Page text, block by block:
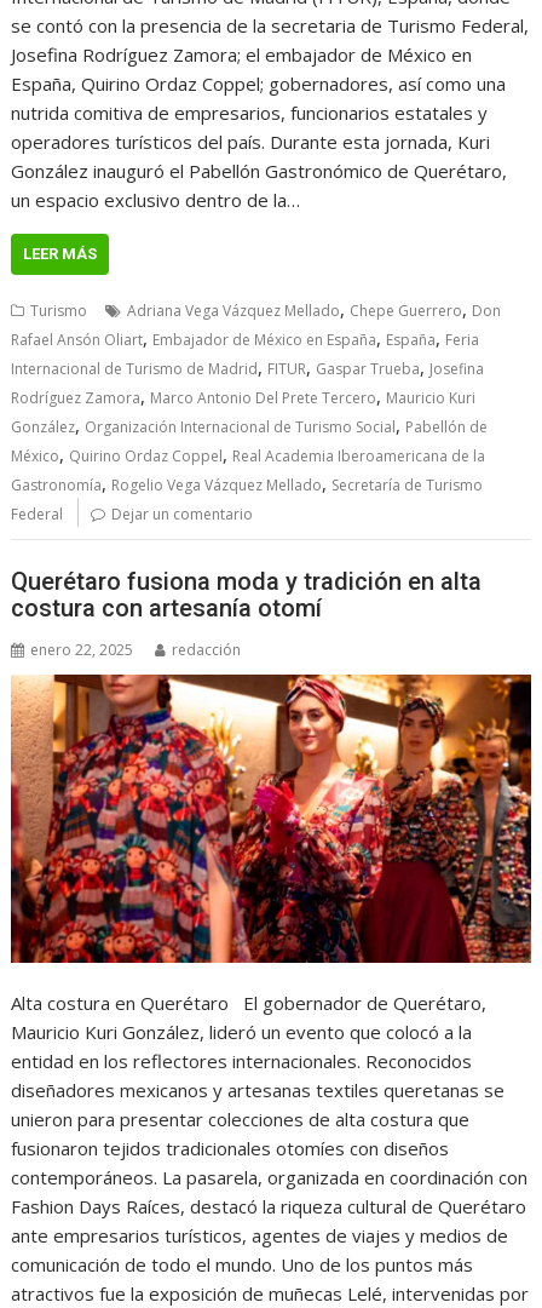
se contó con la presencia de la secretaria de Turismo Federal,
Josefina Rodríguez Zamora; el embajador de México en
España, Quirino Ordaz Coppel; gobernadores, así como una
nutrida comitiva de empresarios, funcionarios estatales y
operadores turísticos del país. Durante esta jornada, Kuri
González inauguró el Pabellón Gastronómico de Querétaro,
un espacio exclusivo dentro de la…
LEER MÁS
Turismo Adriana Vega Vázquez Mellado, Chepe Guerrero, Don
Rafael Ansón Oliart, Embajador de México en España, España, Feria
Internacional de Turismo de Madrid, FITUR, Gaspar Trueba, Josefina
Rodríguez Zamora, Marco Antonio Del Prete Tercero, Mauricio Kuri
González, Organización Internacional de Turismo Social, Pabellón de
México, Quirino Ordaz Coppel, Real Academia Iberoamericana de la
Gastronomía, Rogelio Vega Vázquez Mellado, Secretaría de Turismo
Federal
Dejar un comentario
Querétaro fusiona moda y tradición en alta
costura con artesanía otomí
enero 22, 2025 redacción
Alta costura en Querétaro El gobernador de Querétaro,
Mauricio Kuri González, lideró un evento que colocó a la
entidad en los reflectores internacionales. Reconocidos
diseñadores mexicanos y artesanas textiles queretanas se
unieron para presentar colecciones de alta costura que
fusionaron tejidos tradicionales otomíes con diseños
contemporáneos. La pasarela, organizada en coordinación con
Fashion Days Raíces, destacó la riqueza cultural de Querétaro
ante empresarios turísticos, agentes de viajes y medios de
comunicación de todo el mundo. Uno de los puntos más
atractivos fue la exposición de muñecas Lelé, intervenidas por